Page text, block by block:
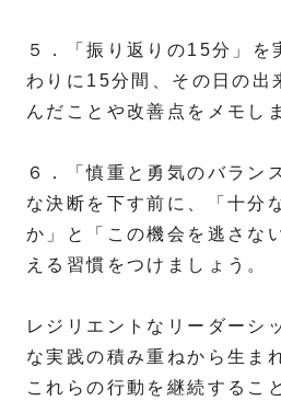
５．「振り返りの15分」を
わりに15分間、その日の出
んだことや改善点をメモし
６．「慎重と勇気のバラン
な決断を下す前に、「十分
か」と「この機会を逃さな
える習慣をつけましょう。
レジリエントなリーダーシ
な実践の積み重ねから生ま
これらの行動を継続するこ